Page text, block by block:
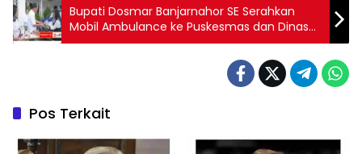
Bupati Dosmar Banjarnahor SE Serahkan
Mobil Ambulance ke Puskesmas dan Dinas
Kesehatan P2KB Humbahas
Pos Terkait